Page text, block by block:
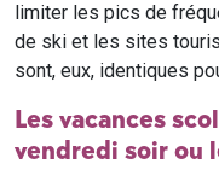
limiter les pics de
de ski et les sites
sont, eux, identiques
Les vacances
vendredi soir ou